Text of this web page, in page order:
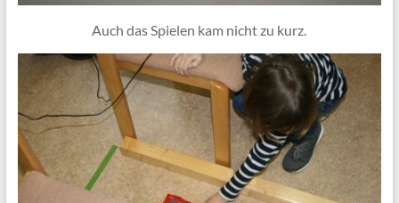
Auch das Spielen kam nicht zu kurz.